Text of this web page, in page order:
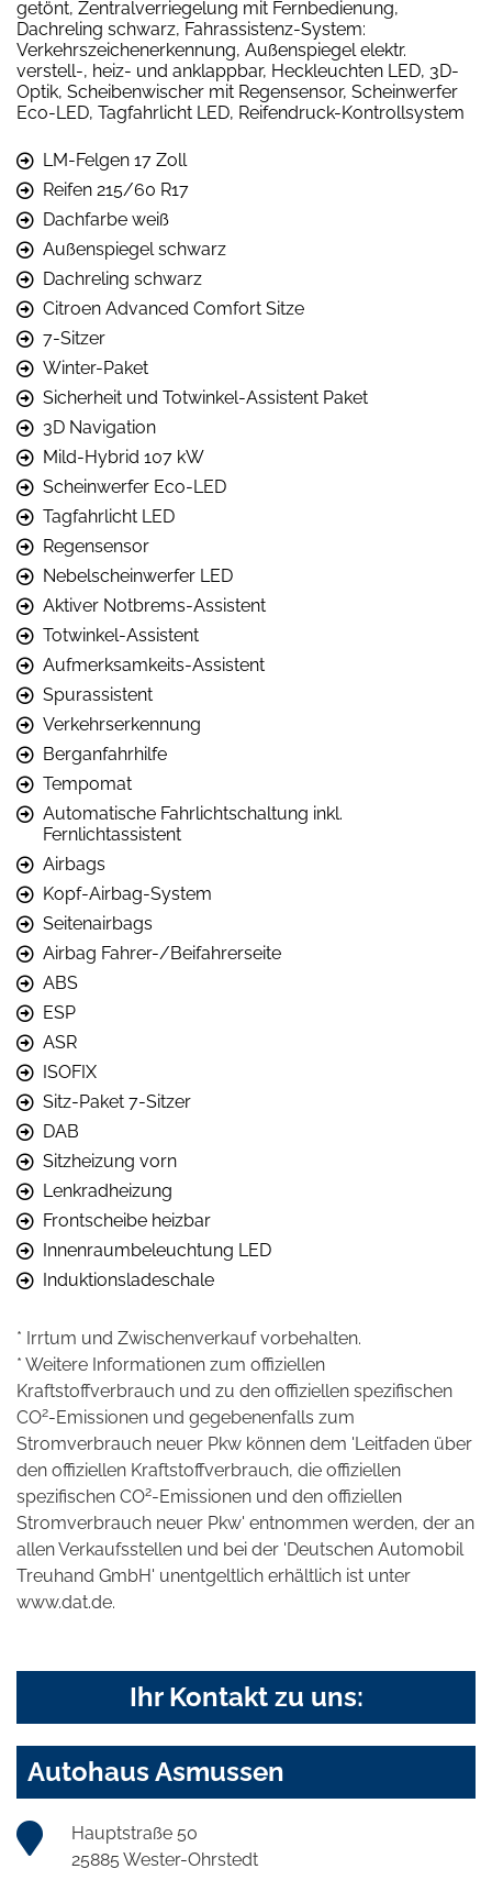
getönt, Zentralverriegelung mit Fernbedienung,
Dachreling schwarz, Fahrassistenz-System:
Verkehrszeichenerkennung, Außenspiegel elektr.
verstell-, heiz- und anklappbar, Heckleuchten LED, 3D-
Optik, Scheibenwischer mit Regensensor, Scheinwerfer
Eco-LED, Tagfahrlicht LED, Reifendruck-Kontrollsystem
LM-Felgen 17 Zoll
Reifen 215/60 R17
Dachfarbe weiß
Außenspiegel schwarz
Dachreling schwarz
Citroen Advanced Comfort Sitze
7-Sitzer
Winter-Paket
Sicherheit und Totwinkel-Assistent Paket
3D Navigation
Mild-Hybrid 107 kW
Scheinwerfer Eco-LED
Tagfahrlicht LED
Regensensor
Nebelscheinwerfer LED
Aktiver Notbrems-Assistent
Totwinkel-Assistent
Aufmerksamkeits-Assistent
Spurassistent
Verkehrserkennung
Berganfahrhilfe
Tempomat
Automatische Fahrlichtschaltung inkl.
Fernlichtassistent
Airbags
Kopf-Airbag-System
Seitenairbags
Airbag Fahrer-/Beifahrerseite
ABS
ESP
ASR
ISOFIX
Sitz-Paket 7-Sitzer
DAB
Sitzheizung vorn
Lenkradheizung
Frontscheibe heizbar
Innenraumbeleuchtung LED
Induktionsladeschale
* Irrtum und Zwischenverkauf vorbehalten.
* Weitere Informationen zum offiziellen
Kraftstoffverbrauch und zu den offiziellen spezifischen
CO2-Emissionen und gegebenenfalls zum
Stromverbrauch neuer Pkw können dem 'Leitfaden über
den offiziellen Kraftstoffverbrauch, die offiziellen
spezifischen CO2-Emissionen und den offiziellen
Stromverbrauch neuer Pkw' entnommen werden, der an
allen Verkaufsstellen und bei der 'Deutschen Automobil
Treuhand GmbH' unentgeltlich erhältlich ist unter
www.dat.de.
Ihr Kontakt zu uns:
Autohaus Asmussen
Hauptstraße 50
25885 Wester-Ohrstedt